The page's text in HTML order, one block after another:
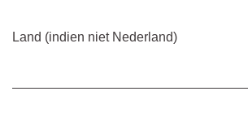
Land (indien niet Nederland)